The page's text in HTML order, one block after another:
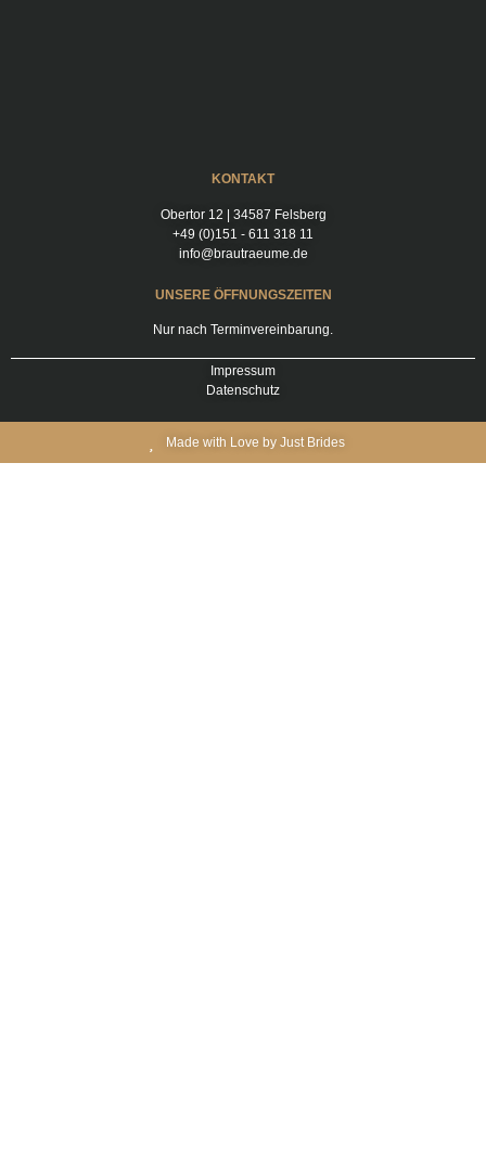
KONTAKT
Obertor 12 | 34587 Felsberg
+49 (0)151 - 611 318 11
info@brautraeume.de
UNSERE ÖFFNUNGSZEITEN
Nur nach Terminvereinbarung.
Impressum
Datenschutz
Made with Love by Just Brides